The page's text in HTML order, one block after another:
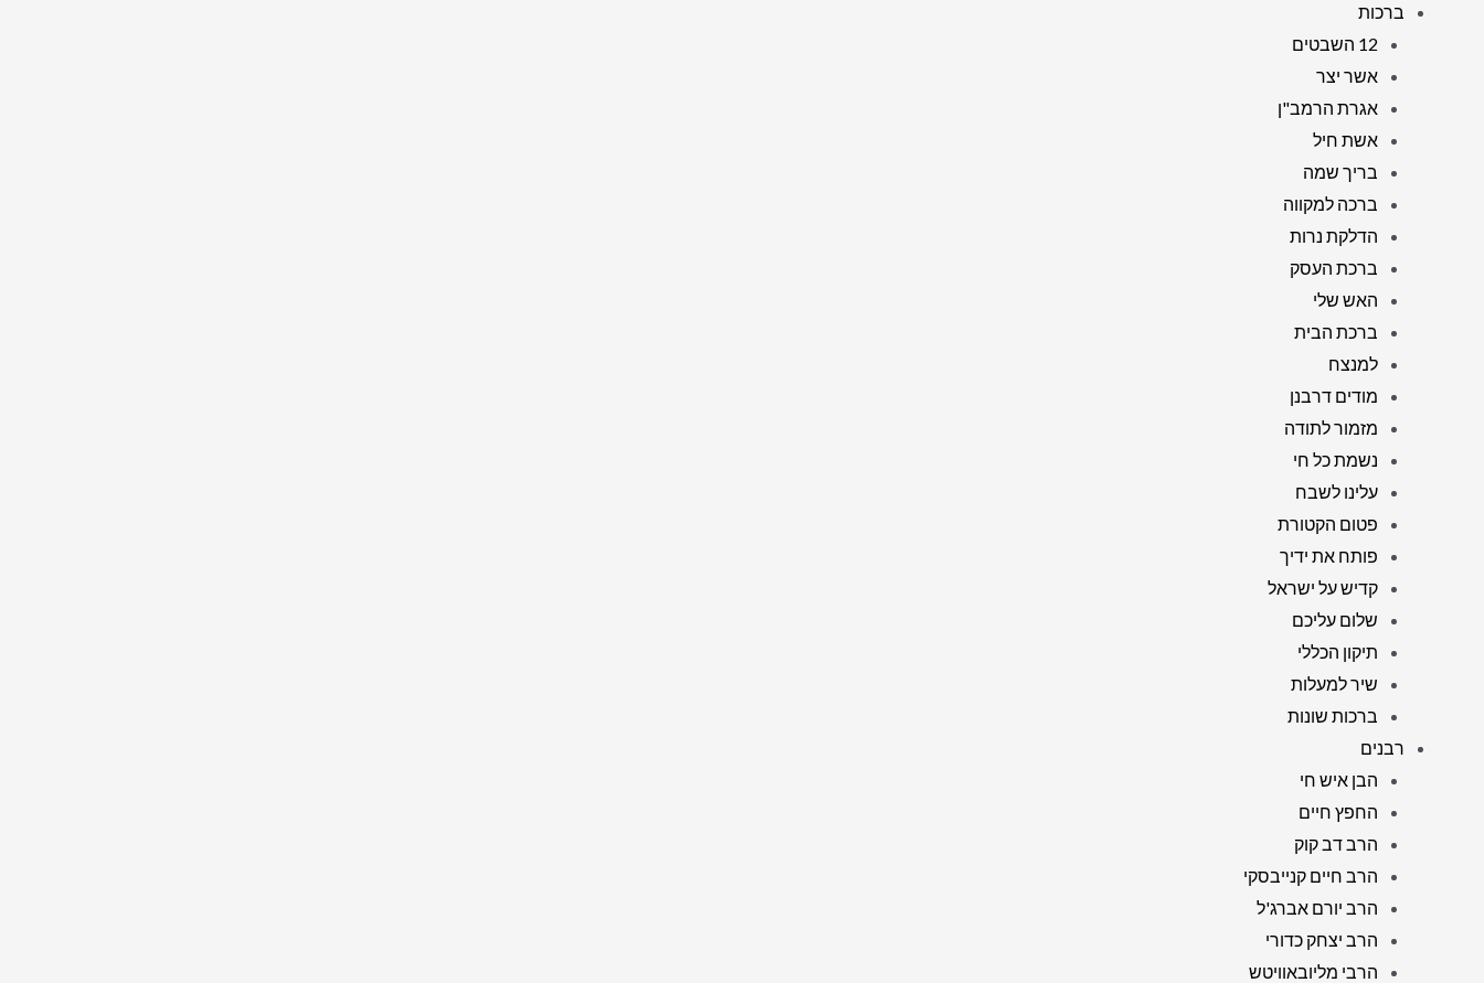
ברכות
12 השבטים
אשר יצר
אגרת הרמב"ן
אשת חיל
בריך שמה
ברכה למקווה
הדלקת נרות
ברכת העסק
האש שלי
ברכת הבית
למנצח
מודים דרבנן
מזמור לתודה
נשמת כל חי
עלינו לשבח
פטום הקטורת
פותח את ידיך
קדיש על ישראל
שלום עליכם
תיקון הכללי
שיר למעלות
ברכות שונות
רבנים
הבן איש חי
החפץ חיים
הרב דב קוק
הרב חיים קנייבסקי
הרב יורם אברג'ל
הרב יצחק כדורי
הרבי מליובאוויטש